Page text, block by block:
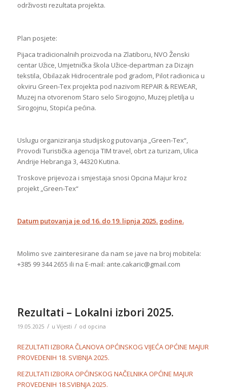
održivosti rezultata projekta.
Plan posjete:
Pijaca tradicionalnih proizvoda na Zlatiboru, NVO Ženski
centar Užice, Umjetnička škola Užice-departman za Dizajn
tekstila, Obilazak Hidrocentrale pod gradom, Pilot radionica u
okviru Green-Tex projekta pod nazivom REPAIR & REWEAR,
Muzej na otvorenom Staro selo Sirogojno, Muzej pletilja u
Sirogojnu, Stopića pećina.
Uslugu organiziranja studijskog putovanja „Green-Tex“,
Provodi Turistička agencija TIM travel, obrt za turizam, Ulica
Andrije Hebranga 3, 44320 Kutina.
Troskove prijevoza i smjestaja snosi Opcina Majur kroz
projekt „Green-Tex“
Datum putovanja je od 16. do 19. lipnja 2025. godine.
Molimo sve zainteresirane da nam se jave na broj mobitela:
+385 99 344 2655 ili na E-mail: ante.cakaric@gmail.com
Rezultati – Lokalni izbori 2025.
19.05.2025 / u Vijesti / od opcina
REZULTATI IZBORA ČLANOVA OPĆINSKOG VIJEĆA OPĆINE MAJUR
PROVEDENIH 18. SVIBNJA 2025.
REZULTATI IZBORA OPĆINSKOG NAČELNIKA OPĆINE MAJUR
PROVEDENIH 18.SVIBNJA 2025.